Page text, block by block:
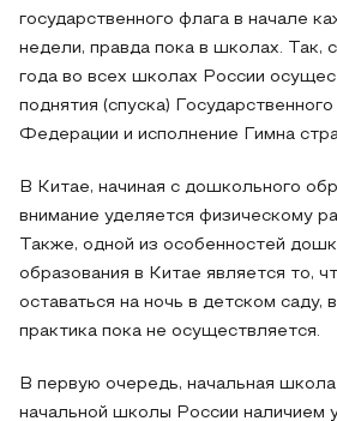
государственного флага в начале
недели, правда пока в школах. Так,
года во всех школах России
поднятия (спуска)
Федерации и исполнение Гимна
В Китае, начиная с дошкольного
внимание уделяется физическому
Также, одной из особенностей
образования в Китае является то,
оставаться на ночь в детском саду,
практика пока не осуществляется.
В первую очередь, начальная
начальной школы России наличием